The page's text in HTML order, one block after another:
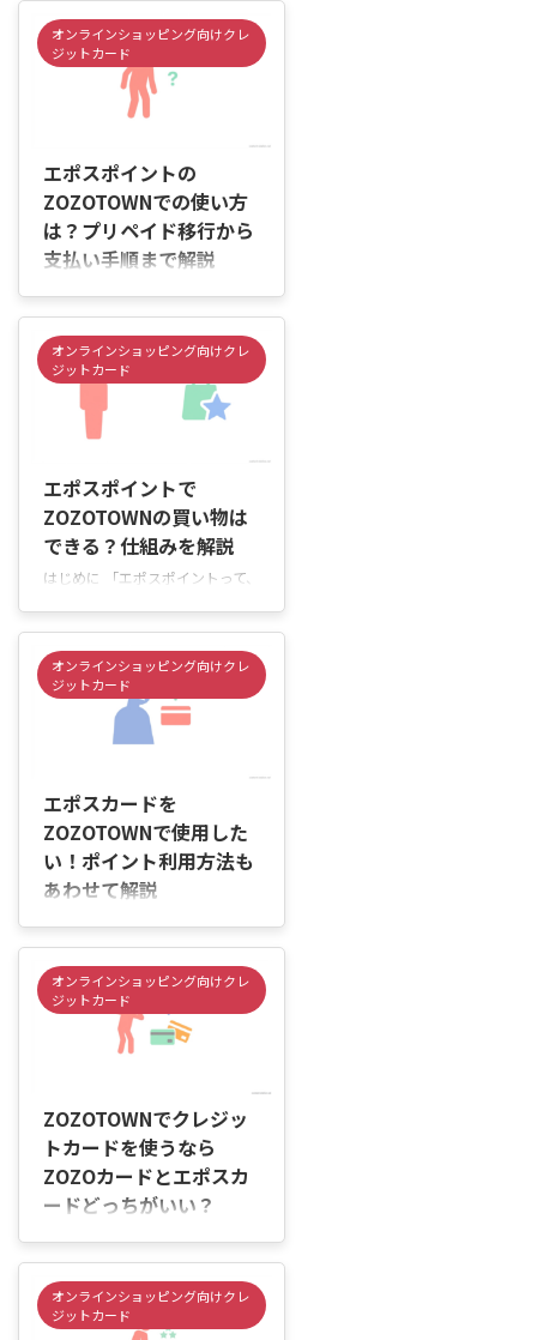
オンラインショッピング向けクレ
ジットカード
エポスポイントの
ZOZOTOWNでの使い方
は？プリペイド移行から
支払い手順まで解説
ZOZOTOWNの支払いに使える
の？」「貯まったポイントで服や
スニーカーをお得に購入したい」
と思っていませんか。 エポスポ
イントは、ZOZOTOWNの支払い
画面で直接使うのではなく、エポ
スプリペイドカードへ移行して利
用する仕組みです。 そのため、
買い物前にポイント移行とカード
登録を済ませておくと、スムーズ
に支払いできます。 この記事で
は、エポスポイントを
ポイントをわかりやすくご紹介し
ます。 エポスポイントはZO ...
オンラインショッピング向けクレ
ジットカード
エポスポイントで
ZOZOTOWNの買い物は
できる？仕組みを解説
はじめに 「エポスポイントって、
やスニーカーをお得に購入した
い」と思っていませんか。 エポ
スポイントは、使い方を知ってお
けばZOZOTOWNの買い物にも活
用できます。ただし、利用方法に
り、思ったようにポイントが貯ま
らなかったりすることもありま
す。 そのため、購入前にポイン
トの使い方や注意点を確認してお
くことが大切です。 この記事で
ポ ...
オンラインショッピング向けクレ
ジットカード
エポスカードを
ZOZOTOWNで使用した
い！ポイント利用方法も
あわせて解説
ZOZOTOWNの支払いで使える
の？」「エポスポイントを使って
お得に買い物したいけれど、使い
方がよく分からない…」「支払い
のときにエラーになったらどうし
か。 エポスカードはZOZOTOWN
で利用できますが、エポスポイン
トを買い物代に充てたい場合は、
事前に設定や準備が必要になるこ
とがあります。 また、プリペイ
ド残高不足や入力内容の間違いな
入前に「エポスカードで支払うの
か」「エポスポイントを ...
オンラインショッピング向けクレ
ジットカード
ZOZOTOWNでクレジッ
トカードを使うなら
ZOZOカードとエポスカ
ードどっちがいい？
はじめに 「ZOZOTOWNで買い物
するなら、ZOZOカードとエポス
カードはどちらがお得なの？」
「服やスニーカーを買うときに、
どちらを選べばいいのか分からな
オンラインショッピング向けクレ
ジットカード